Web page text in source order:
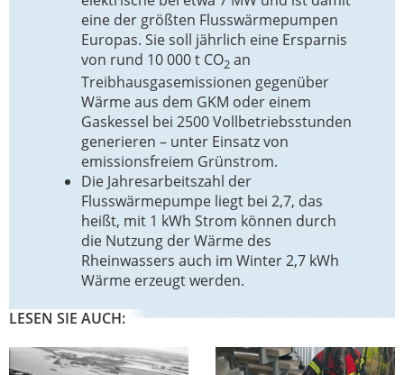
eine der größten Flusswärmepumpen
Europas. Sie soll jährlich eine Ersparnis
von rund 10 000 t CO2 an
Treibhausgasemissionen gegenüber
Wärme aus dem GKM oder einem
Gaskessel bei 2500 Vollbetriebsstunden
generieren – unter Einsatz von
emissionsfreiem Grünstrom.
Die Jahresarbeitszahl der
Flusswärmepumpe liegt bei 2,7, das
heißt, mit 1 kWh Strom können durch
die Nutzung der Wärme des
Rheinwassers auch im Winter 2,7 kWh
Wärme erzeugt werden.
LESEN SIE AUCH: